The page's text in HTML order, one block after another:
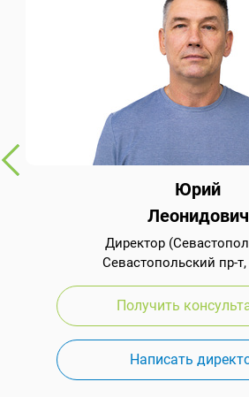
Юрий
Леонидович
Директор
Севастопольский пр-т,
Получить
Написать